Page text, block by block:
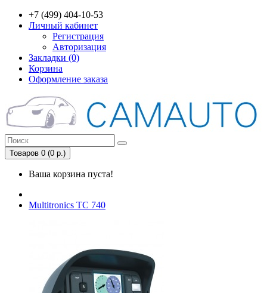
+7 (499) 404-10-53
Личный кабинет
Регистрация
Авторизация
Закладки (0)
Корзина
Оформление заказа
Товаров 0 (0 р.)
Ваша корзина пуста!
Multitronics TC 740